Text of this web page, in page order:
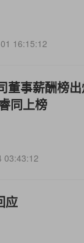
16:15:12
董事薪酬榜
同上榜
03:43:12
应